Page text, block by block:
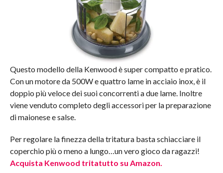
Questo modello della Kenwood è super compatto e pratico.
Con un motore da 500W e quattro lame in acciaio inox, è il
doppio più veloce dei suoi concorrenti a due lame. Inoltre
viene venduto completo degli accessori per la preparazione
di maionese e salse.
Per regolare la finezza della tritatura basta schiacciare il
coperchio più o meno a lungo…un vero gioco da ragazzi!
Acquista Kenwood tritatutto su Amazon.